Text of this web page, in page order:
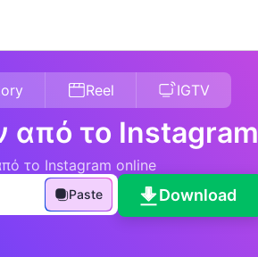
Reel IGTV
το Instagram
το Instagram online
Paste Download